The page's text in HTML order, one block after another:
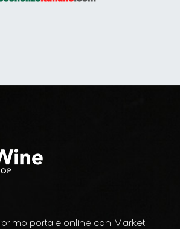
primo portale online con Market